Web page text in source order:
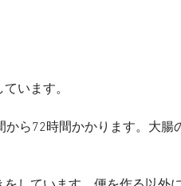
います。
ら72時間かかります。大腸